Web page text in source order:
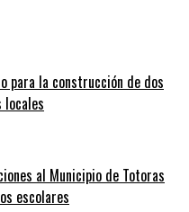
para la construcción de dos
locales
al Municipio de Totoras
escolares